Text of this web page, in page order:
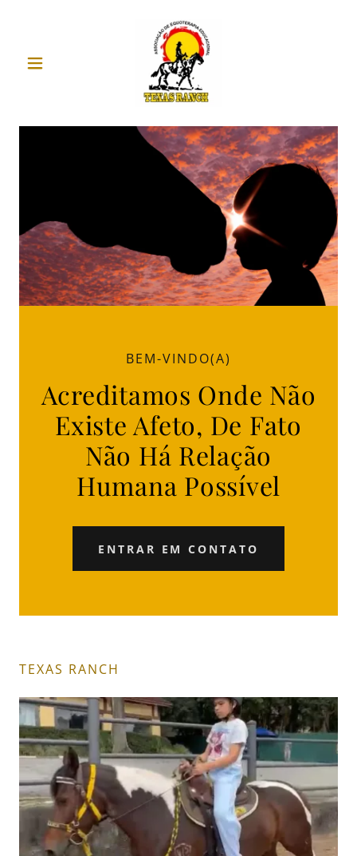
BEM-VINDO(A)
Acreditamos Onde Não
Existe Afeto, De Fato
Não Há Relação
Humana Possível
ENTRAR EM CONTATO
TEXAS RANCH